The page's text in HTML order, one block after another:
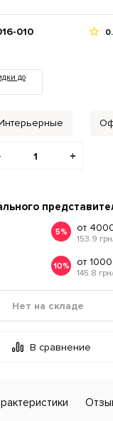
010
до
+
5% от
153.9
10% от
145.8
Нет на складе
В сравнение